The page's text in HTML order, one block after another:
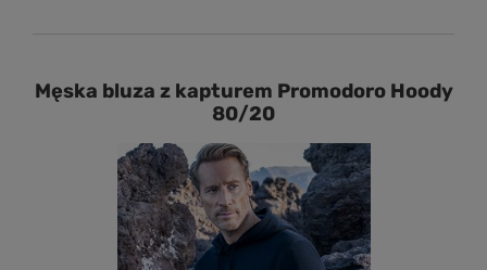
Męska bluza z kapturem Promodoro Hoody
80/20